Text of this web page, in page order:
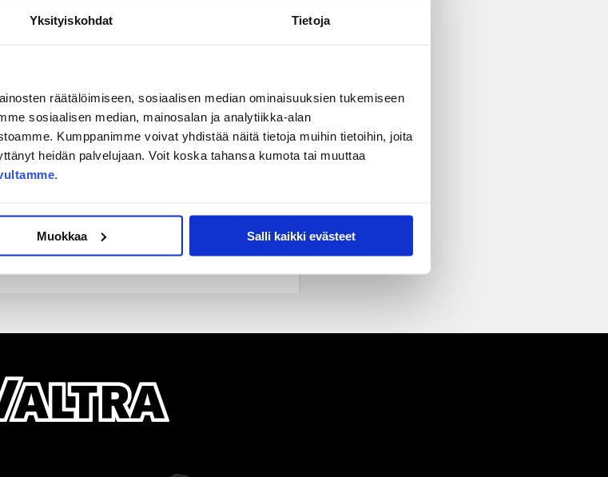
Yksityiskohdat Tietoja
räätälöimiseen, sosiaalisen median ominaisuuksien tukemiseen
sosiaalisen median, mainosalan ja analytiikka-alan
Kumppanimme voivat yhdistää näitä tietoja muihin tietoihin, joita
heidän palvelujaan. Voit koska tahansa kumota tai muuttaa
.
Muokkaa Salli kaikki evästeet